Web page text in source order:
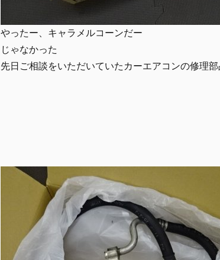
やったー、キャラメルコーンだー
じゃなかった
先日ご相談をいただいていたカーエアコンの修理